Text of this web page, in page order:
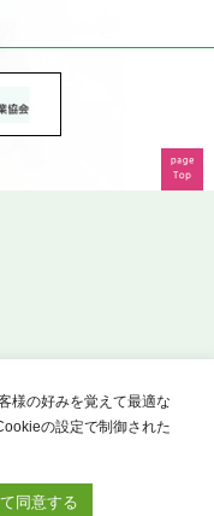
様の好みを覚えて最適な
の設定で制御された
同意する